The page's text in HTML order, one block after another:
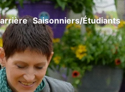
Saisonniers/Étudiants